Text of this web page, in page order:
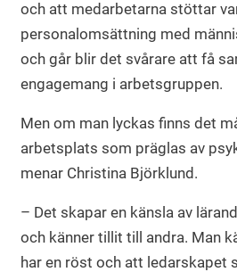
och att medarbetarna stöttar
personalomsättning med
och går blir det svårare att få
engagemang i arbetsgruppen.
Men om man lyckas finns det
arbetsplats som präglas av
menar Christina Björklund.
– Det skapar en känsla av
och känner tillit till andra. Man
har en röst och att ledarskapet